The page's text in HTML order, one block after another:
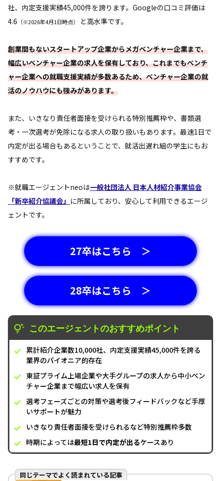
社、内定支援実績45,000件を誇ります。Googleの口コミ評価は
4.6 （※2026年4月1日時点） と高水準です。
創業間もないスタートアップ企業からメガベンチャー企業まで、
幅広いベンチャー企業の求人を保有しており、これまでもベンチ
ャー企業への就職支援実績が多数あるため、ベンチャー企業の就
活のノウハウにも強みがあります。
また、いきなり責任者面接を受けられる特別推薦枠や、書類選
考・一次選考が免除になる求人の取り扱いもあります。最速1日で
内定が出る場合もあるということで、就活出遅れ組の学生にもお
すすめです。
※就職エージェントneoは一般社団法人 日本人材紹介事業協会
「新卒紹介協議会」 に所属しており、安心して利用できるエージ
ェントです。
27卒はこちら ＞
28卒はこちら ＞
このエージェントのおすすめポイント
累計紹介企業数10,000社、内定支援実績45,000件を誇る
業界のパイオニア的存在
東証プライム上場企業や大手グループの求人から中小ベン
チャー企業まで幅広い求人を保有
選考フェーズごとの対策や選考後フィードバックなど手厚
いサポートが魅力
いきなり責任者面接を受けられるなど特別推薦枠多数
時期によっては最短1日で内定が出るケースあり
同じテーマでよく読まれている記事